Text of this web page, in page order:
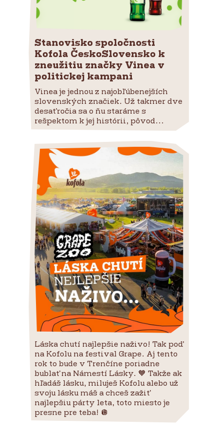
Stanovisko spoločnosti
Kofola ČeskoSlovensko k
zneužitiu značky Vinea v
politickej kampani
Vinea je jednou z najobľúbenejších
slovenských značiek. Už takmer dve
desaťročia sa o ňu staráme s
rešpektom k jej histórii, pôvod...
Láska chutí najlepšie naživo! Tak poď
na Kofolu na festival Grape. Aj tento
rok to bude v Trenčíne poriadne
bublať na Námestí Lásky. 🧡 Takže ak
hľadáš lásku, miluješ Kofolu alebo už
svoju lásku máš a chceš zažiť
najlepšiu párty leta, toto miesto je
presne pre teba! 🪩